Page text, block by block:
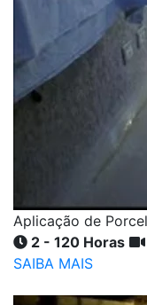
Aplicação de
2 - 120 Horas
SAIBA MAIS